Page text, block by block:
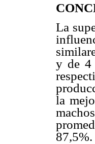
La
y de 4
la
87,5%.